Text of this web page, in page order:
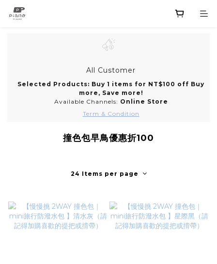
All Customer
Selected Products: Buy 1 items for NT$100 off Buy
more, Save more!
Available Channels: Online Store
Term & Condition
撞色包早鳥優惠折100
24 Items per page